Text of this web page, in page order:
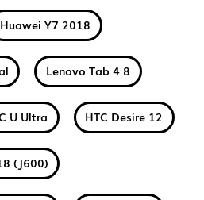
Huawei Y7 2018
Lenovo Tab 4 8
U Ultra HTC Desire 12
(J600)